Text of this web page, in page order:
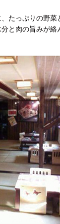
たっぷりの野
と肉の旨みが